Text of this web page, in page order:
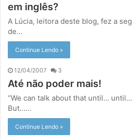
em inglês?
A Lúcia, leitora deste blog, fez a
de…
Continue Lendo »
12/04/2007 3
Até não poder mais!
“We can talk about that until…
But……
Continue Lendo »